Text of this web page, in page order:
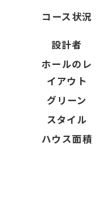
コース状況
設計者
ホールのレ
イアウト
グリーン
スタイル
ハウス面積